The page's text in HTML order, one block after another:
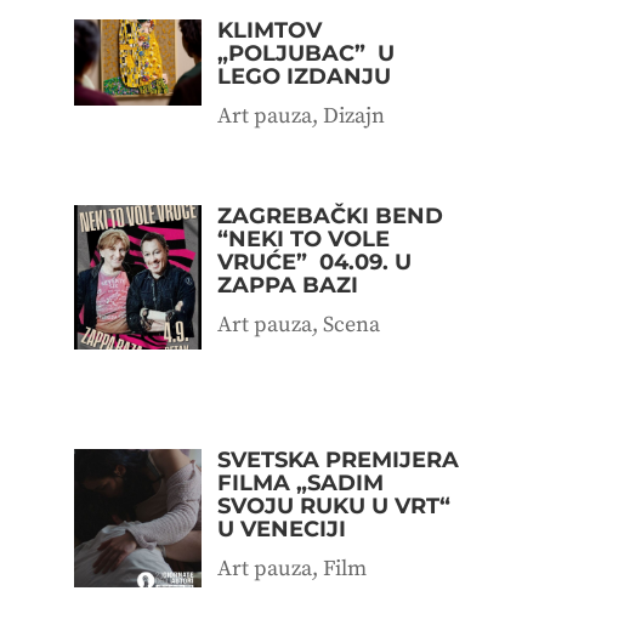
KLIMTOV
„POLJUBAC” U
LEGO IZDANJU
Art pauza, Dizajn
ZAGREBAČKI BEND
“NEKI TO VOLE
VRUĆE” 04.09. U
ZAPPA BAZI
Art pauza, Scena
SVETSKA PREMIJERA
FILMA „SADIM
SVOJU RUKU U VRT“
U VENECIJI
Art pauza, Film